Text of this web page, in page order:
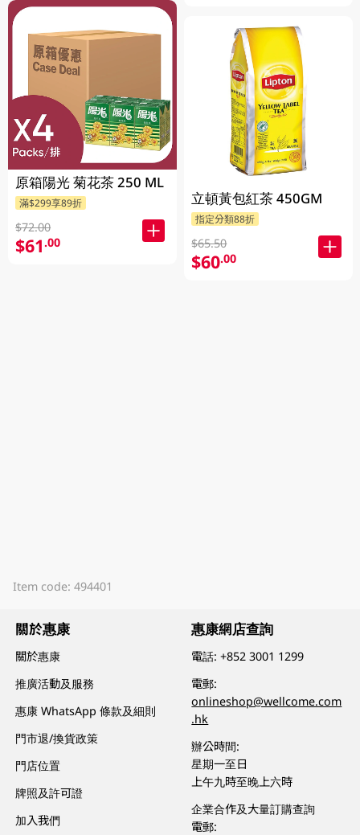
原箱陽光 菊花茶 250 ML
滿$299享89折
$72.00
$61.00
立頓黃包紅茶 450GM
指定分類88折
$65.50
$60.00
Item code: 494401
關於惠康
關於惠康
推廣活動及服務
惠康 WhatsApp 條款及細則
門市退/換貨政策
門店位置
牌照及許可證
加入我們
惠康網店查詢
電話:+852 3001 1299
電郵:
onlineshop@wellcome.com
.hk
辦公時間:
星期一至日
上午九時至晚上六時
企業合作及大量訂購查詢
電郵: